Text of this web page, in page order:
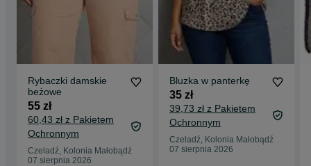
Rybaczki damskie
beżowe
55 zł
60,43 zł z Pakietem
Ochronnym
Czeladź, Kolonia Małobądź
07 sierpnia 2026
Bluzka w panterkę
35 zł
39,73 zł z Pakietem
Ochronnym
Czeladź, Kolonia Małobądź
07 sierpnia 2026